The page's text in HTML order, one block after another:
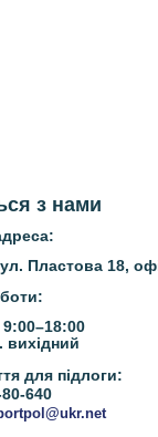
з нами
Пластова 18,
вихідний
для підлоги:
640